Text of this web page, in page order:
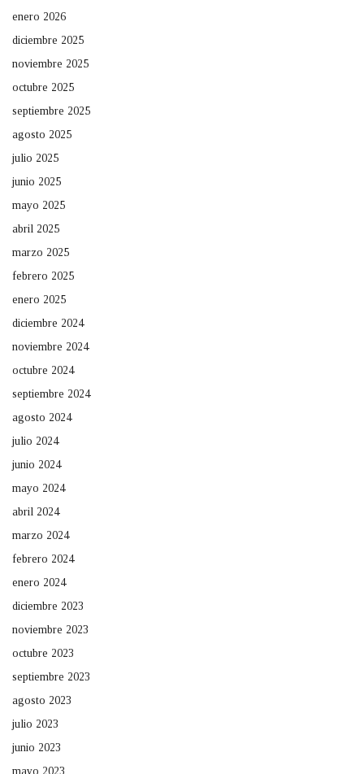
enero 2026
diciembre 2025
noviembre 2025
octubre 2025
septiembre 2025
agosto 2025
julio 2025
junio 2025
mayo 2025
abril 2025
marzo 2025
febrero 2025
enero 2025
diciembre 2024
noviembre 2024
octubre 2024
septiembre 2024
agosto 2024
julio 2024
junio 2024
mayo 2024
abril 2024
marzo 2024
febrero 2024
enero 2024
diciembre 2023
noviembre 2023
octubre 2023
septiembre 2023
agosto 2023
julio 2023
junio 2023
mayo 2023